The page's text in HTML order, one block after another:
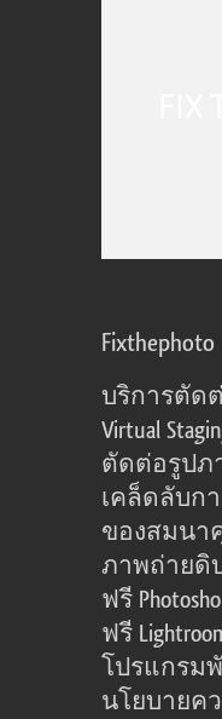
Fixthephoto
บริการตัด
Virtual
ตัดต่อรูปภ
เคล็ดลับก
ของสมนา
ภาพถ่ายดิ
ฟรี
ฟรี
โปรแกรม
นโยบายค